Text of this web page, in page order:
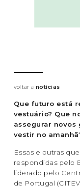
voltar a notícias
Que futuro está
vestuário? Que
assegurar novos
vestir no
Essas e outras
respondidas pelo
liderado pelo
de Portugal